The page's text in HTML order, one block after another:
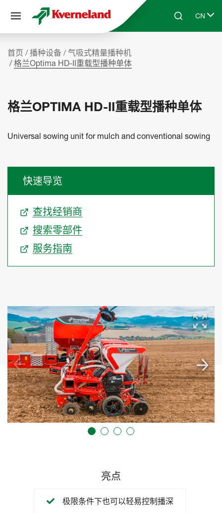
Skip to main contentSearchCN
Select
首页 播种设备
气吸式精量播种机
格兰Optima HD-II重载型播种单体
格兰OPTIMA HD-II重载型播种单体
Universal sowing unit for mulch and conventional sowing
快速导览
查找经销商
搜索零部件
服务指南
亮点
极限条件下也可以轻易控制播深
Cookie管理面板